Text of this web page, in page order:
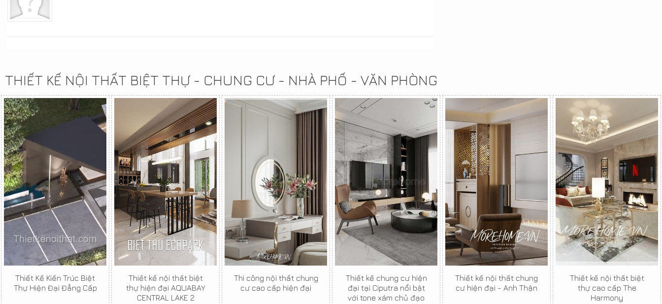
THIẾT KẾ NỘI THẤT BIỆT THỰ - CHUNG CƯ - NHÀ PHỐ - VĂN PHÒNG
Thiết Kế Kiến Trúc Biệt
Thự Hiện Đại Đẳng Cấp
Thiết kế nội thất biệt
thự hiện đại AQUABAY
CENTRAL LAKE 2
Thi công nội thất chung
cư cao cấp hiện đại
Thiết kế chung cư hiện
đại tại Ciputra nổi bật
với tone xám chủ đạo
Thiết kế nội thất chung
cư hiện đại - Anh Thận
Thiết kế nội thất biệt
thự cao cấp The
Harmony